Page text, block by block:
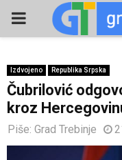
PRIMARY
Izdvojeno Republika Srpska
Čubrilović
kroz
Piše: Grad Trebinje